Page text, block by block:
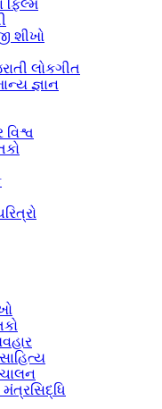
ફિલ્મ
શીખો
લોકગીત
જ્ઞાન